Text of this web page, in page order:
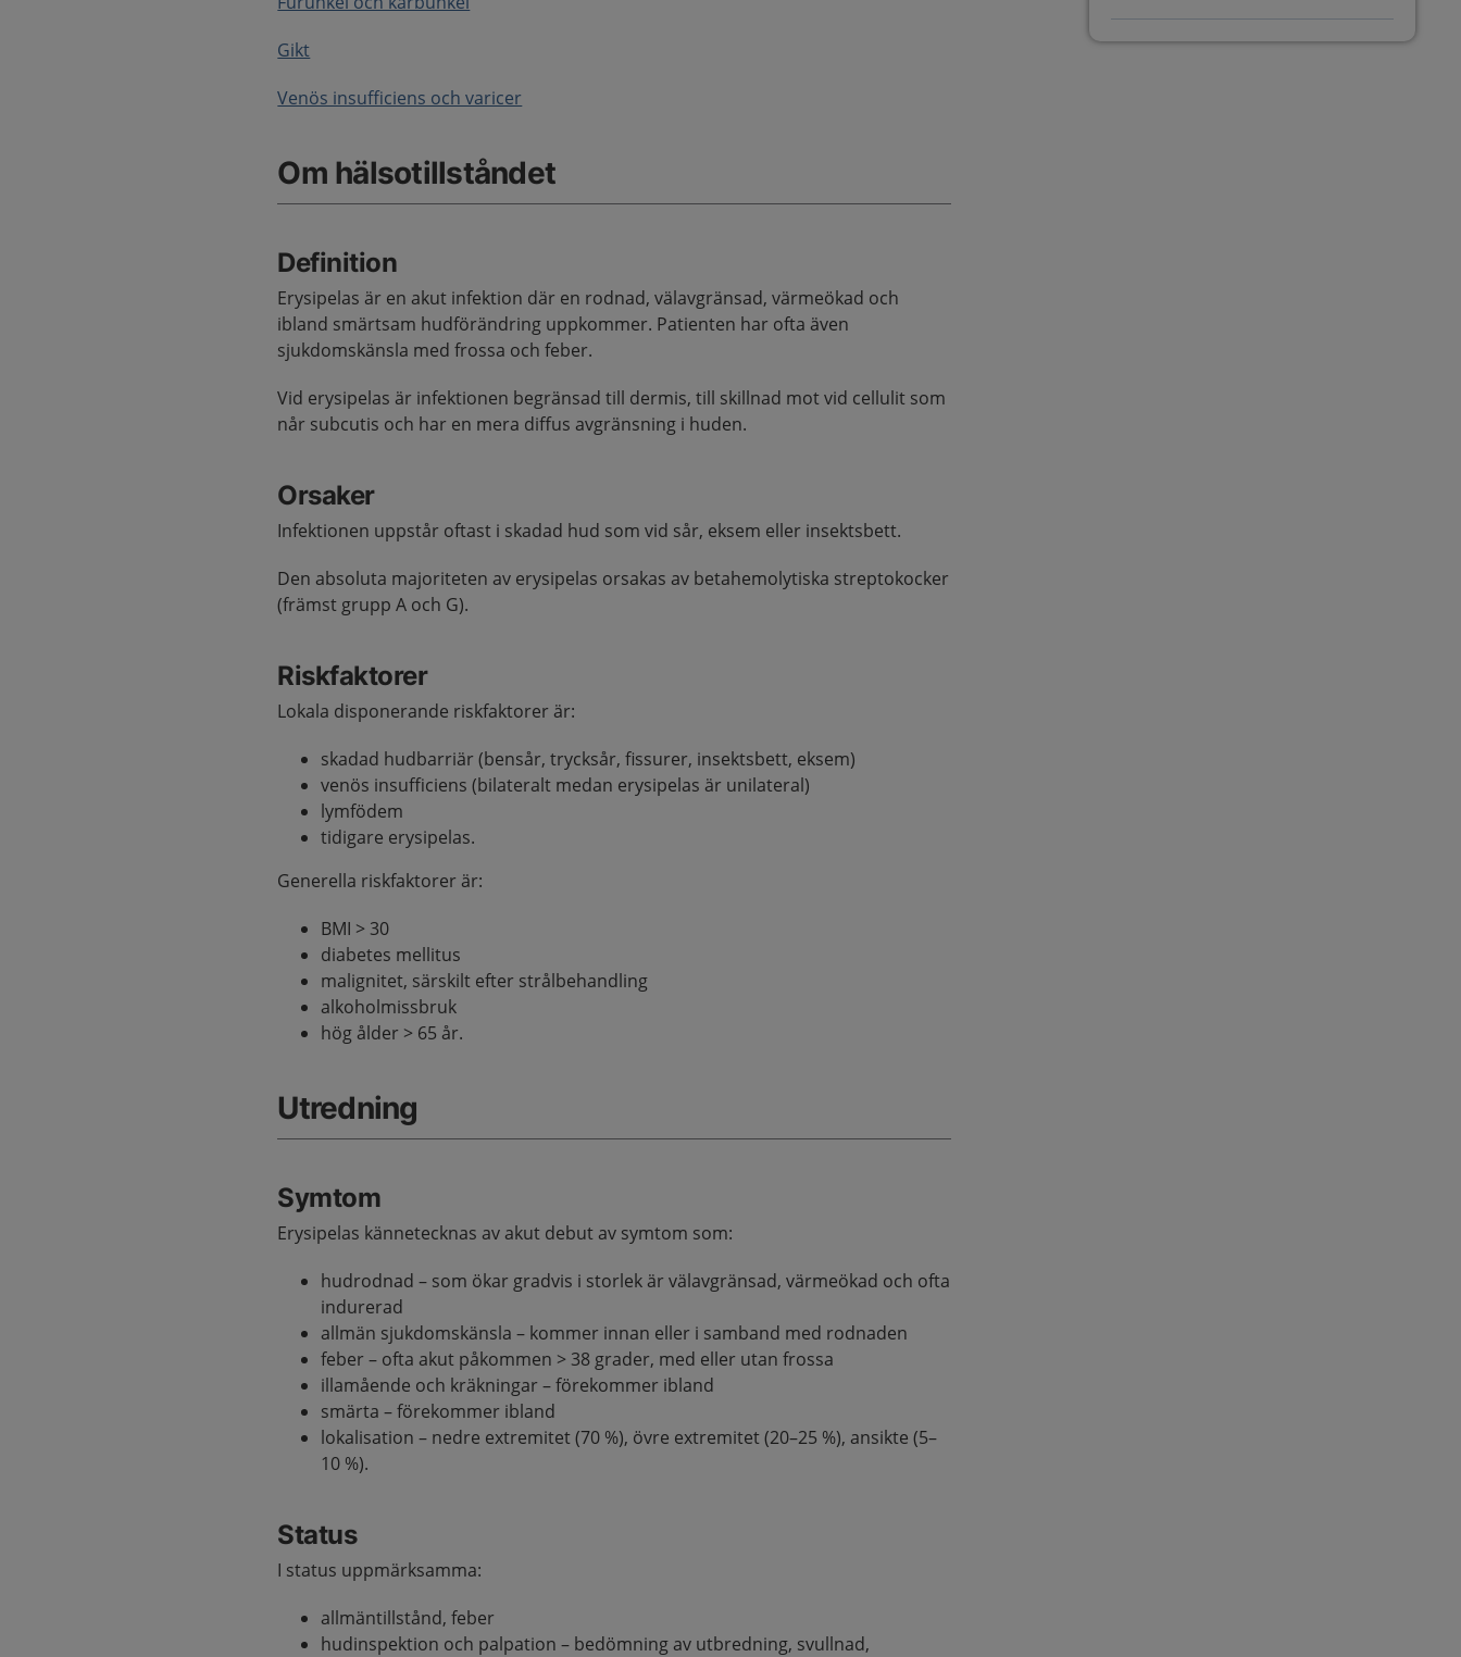
Gikt
Venös insufficiens och varicer
Om hälsotillståndet
Definition
Erysipelas är en akut infektion där en rodnad, välavgränsad, värmeökad och
ibland smärtsam hudförändring uppkommer. Patienten har ofta även
sjukdomskänsla med frossa och feber.
Vid erysipelas är infektionen begränsad till dermis, till skillnad mot vid cellulit som
når subcutis och har en mera diffus avgränsning i huden.
Orsaker
Infektionen uppstår oftast i skadad hud som vid sår, eksem eller insektsbett.
Den absoluta majoriteten av erysipelas orsakas av betahemolytiska streptokocker
(främst grupp A och G).
Riskfaktorer
Lokala disponerande riskfaktorer är:
skadad hudbarriär (bensår, trycksår, fissurer, insektsbett, eksem)
venös insufficiens (bilateralt medan erysipelas är unilateral)
lymfödem
tidigare erysipelas.
Generella riskfaktorer är:
BMI > 30
diabetes mellitus
malignitet, särskilt efter strålbehandling
alkoholmissbruk
hög ålder > 65 år.
Utredning
Symtom
Erysipelas kännetecknas av akut debut av symtom som:
hudrodnad – som ökar gradvis i storlek är välavgränsad, värmeökad och ofta
indurerad
allmän sjukdomskänsla – kommer innan eller i samband med rodnaden
feber – ofta akut påkommen > 38 grader, med eller utan frossa
illamående och kräkningar – förekommer ibland
smärta – förekommer ibland
lokalisation – nedre extremitet (70 %), övre extremitet (20–25 %), ansikte (5–
10 %).
Status
I status uppmärksamma:
allmäntillstånd, feber
hudinspektion och palpation – bedömning av utbredning, svullnad,